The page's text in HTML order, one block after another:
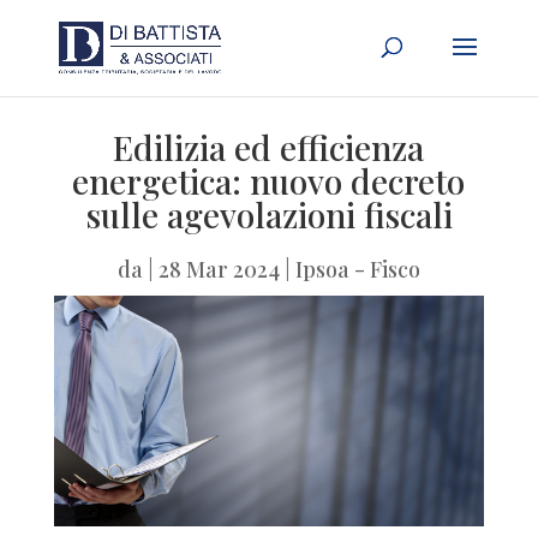
Edilizia ed efficienza
energetica: nuovo decreto
sulle agevolazioni fiscali
da 28 Mar 2024| Ipsoa - Fisco